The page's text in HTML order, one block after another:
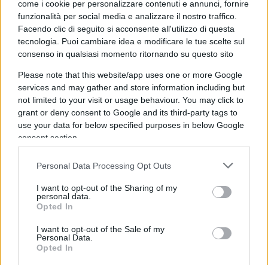
come i cookie per personalizzare contenuti e annunci, fornire
funzionalità per social media e analizzare il nostro traffico.
Facendo clic di seguito si acconsente all'utilizzo di questa
tecnologia. Puoi cambiare idea e modificare le tue scelte sul
consenso in qualsiasi momento ritornando su questo sito
Please note that this website/app uses one or more Google
services and may gather and store information including but
not limited to your visit or usage behaviour. You may click to
grant or deny consent to Google and its third-party tags to
use your data for below specified purposes in below Google
consent section.
Personal Data Processing Opt Outs
I want to opt-out of the Sharing of my
personal data.
Opted In
I want to opt-out of the Sale of my
Personal Data.
Opted In
Anzi, bisognerebbe dire “le Americhe”, perché,
quasi a confermare quella certa dose di ottimismo
per il futuro che Ricossa preconizzava, in
muoversi su binari libertari. Il professorMileiè
docente di economia e conosce, citando a
memoria, l’opera e il pensiero dei grandi
economisti e pensatori liberisti e libertari, a
cominciare dal NobelFriedrich Von Hayek;
inoltre, sta conducendo una battaglia contro le
raccolta la variegata edeterogenea galassia
libertaria sparsa sul pianeta
mistificazioni che continuamente vengono fatte
nei confronti delle teorie liberali, liberiste e